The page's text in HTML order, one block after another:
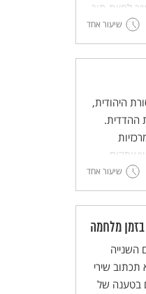
לחיות תוך
שיעור אחד
היהודית,
ההדדית.
מבוסס
בת זמננו.
שיעור אחד
מלחמה
השנייה
שירי
בטענה של